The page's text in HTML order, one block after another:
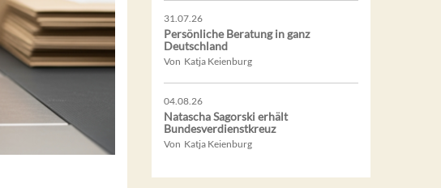
31.07.26
Persönliche Beratung in ganz
Deutschland
Von Katja Keienburg
04.08.26
Natascha Sagorski erhält
Bundesverdienstkreuz
Von Katja Keienburg